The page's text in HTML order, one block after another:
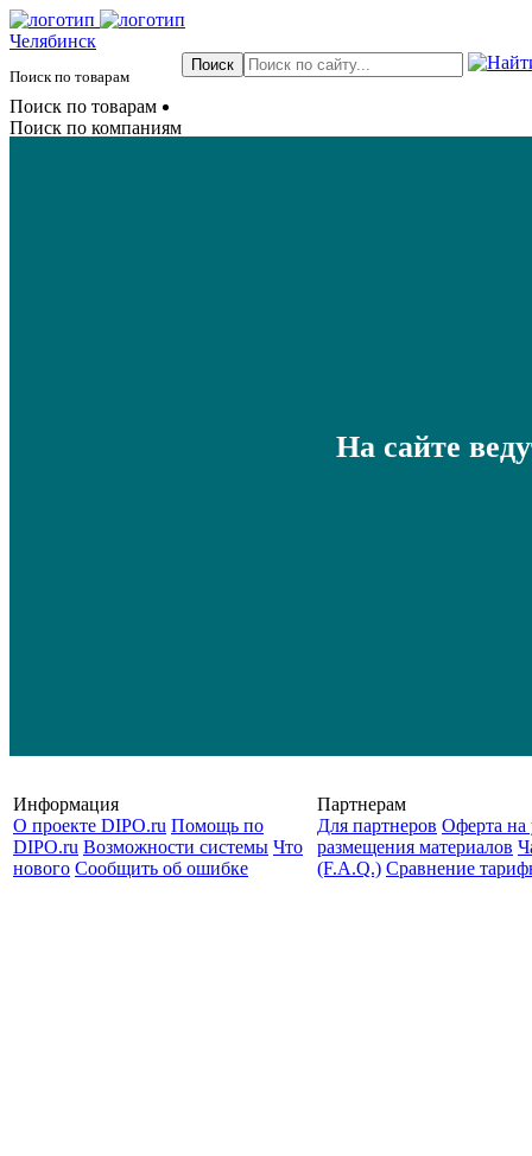
Челябинск
Поиск по товарам
Поиск по товарам
Поиск по компаниям
На сайте
Информация
О проекте DIPO.ru Помощь по
DIPO.ru Возможности системы Что
нового Сообщить об ошибке
Партнерам
Для партнеров Оферта на
размещения материалов
(F.A.Q.) Cравнение